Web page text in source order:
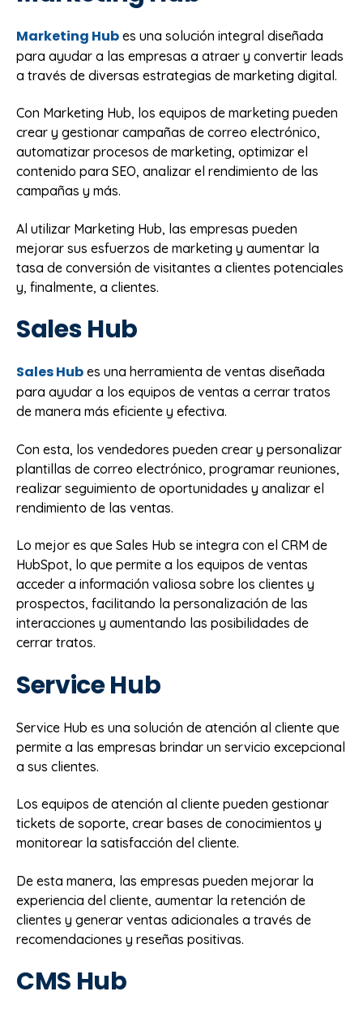
Marketing Hub es una solución integral diseñada
para ayudar a las empresas a atraer y convertir leads
a través de diversas estrategias de marketing digital.
Con Marketing Hub, los equipos de marketing pueden
crear y gestionar campañas de correo electrónico,
automatizar procesos de marketing, optimizar el
contenido para SEO, analizar el rendimiento de las
campañas y más.
Al utilizar Marketing Hub, las empresas pueden
mejorar sus esfuerzos de marketing y aumentar la
tasa de conversión de visitantes a clientes potenciales
y, finalmente, a clientes.
Sales Hub
Sales Hub es una herramienta de ventas diseñada
para ayudar a los equipos de ventas a cerrar tratos
de manera más eficiente y efectiva.
Con esta, los vendedores pueden crear y personalizar
plantillas de correo electrónico, programar reuniones,
realizar seguimiento de oportunidades y analizar el
rendimiento de las ventas.
Lo mejor es que Sales Hub se integra con el CRM de
HubSpot, lo que permite a los equipos de ventas
acceder a información valiosa sobre los clientes y
prospectos, facilitando la personalización de las
interacciones y aumentando las posibilidades de
cerrar tratos.
Service Hub
Service Hub es una solución de atención al cliente que
permite a las empresas brindar un servicio excepcional
a sus clientes.
Los equipos de atención al cliente pueden gestionar
tickets de soporte, crear bases de conocimientos y
monitorear la satisfacción del cliente.
De esta manera, las empresas pueden mejorar la
experiencia del cliente, aumentar la retención de
clientes y generar ventas adicionales a través de
recomendaciones y reseñas positivas.
CMS Hub